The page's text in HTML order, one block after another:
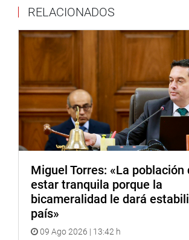
nos acompaña y colabora con esta
olvidar los temas que realmente debería
finalizó.
En la mesa también estuvieron presentes
miembro del consejo directivo de CHS
Harrison, embajadora del Reino Unido.
PRENSA-CONGRESO 31-5-18
Puede encontrar más información en
y redes sociales.
Heraldo: goo.gl/Ty5Tto
RELACIONADOS
Miguel Torres: «La población
estar tranquila porque la
bicameralidad le dará
país»
09 Ago 2026 | 13:42 h